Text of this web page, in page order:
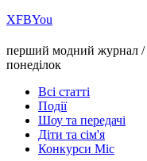
ХFBYou
перший модний журнал /
понеділок
Всі статті
Події
Шоу та передачі
Діти та сім'я
Конкурси Міс